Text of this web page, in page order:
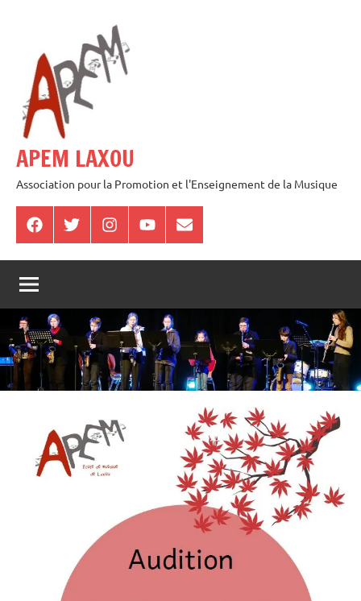
contenu
APEM LAXOU
Association pour la Promotion et l'Enseignement de la Musique
FacebookTwitterInstagramYoutube
E-
mail